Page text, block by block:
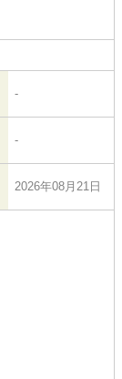
-
-
2026年08月21日